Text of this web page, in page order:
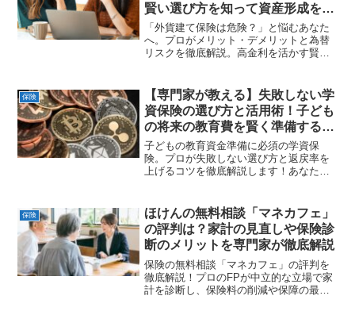
賢い選び方を知って資産形成を成
功させる完全ガイド 🌍
「外貨建て保険は危険？」と悩むあなた
へ。プロがメリット・デメリットと為替
リスクを徹底解説。高金利を活かす賢い
保険
【専門家が教える】失敗しない学
資保険の選び方と活用術！子ども
の将来の教育費を賢く準備する完
全ガイド 🎓
子どもの教育資金準備に必須の学資保
険。プロが失敗しない選び方と返戻率を
上げるコツを徹底解説します！あなたに
リットも詳しく紹介。
保険
ほけんの無料相談「マネカフェ」
の評判は？家計の見直しや保険診
断のメリットを専門家が徹底解説
保険の無料相談「マネカフェ」の評判を
徹底解説！プロのFPが中立的な立場で家
計を診断し、保険料の削減や保障の最適